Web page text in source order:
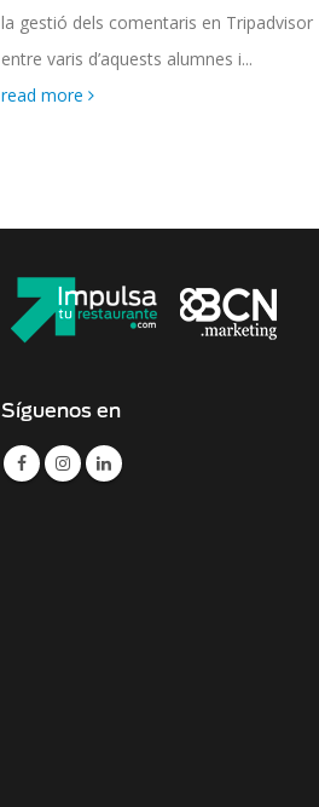
la gestió dels comentaris en Tripadvisor
entre varis d’aquests alumnes i...
read more
Síguenos en